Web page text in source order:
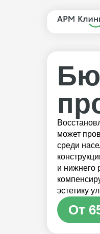
может
среди
и нижнего
эстетику
От